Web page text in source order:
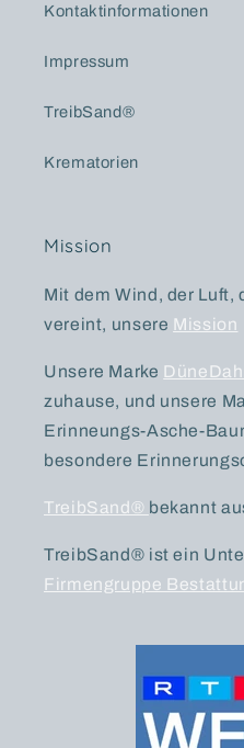
Kontaktinformationen
Impressum
TreibSand®
Krematorien
Mission
Mit dem Wind, der Luft,
vereint, unsere Mission
Unsere Marke
zuhause, und unsere
Erinneungs-Asche-
besondere
TreibSand® bekannt
TreibSand® ist ein
Firmengruppe